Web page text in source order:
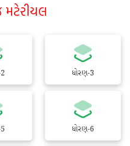
ધોરણ-3
ધોરણ-6